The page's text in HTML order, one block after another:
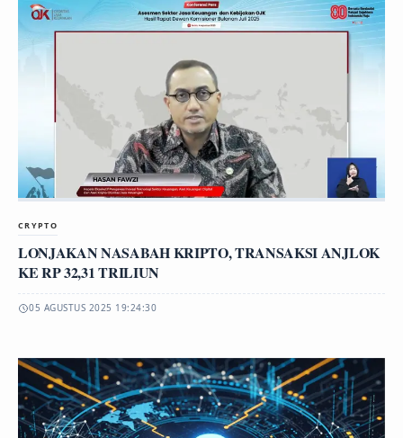
CRYPTO
LONJAKAN NASABAH KRIPTO, TRANSAKSI ANJLOK
KE RP 32,31 TRILIUN
05 AGUSTUS 2025 19:24:30